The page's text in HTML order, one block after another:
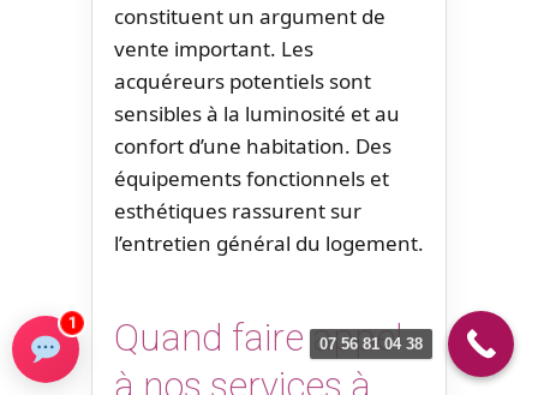
constituent un argument de
vente important. Les
acquéreurs potentiels sont
sensibles à la luminosité et au
confort d’une habitation. Des
équipements fonctionnels et
esthétiques rassurent sur
l’entretien général du logement.
Quand faire appel
à nos services à
07 56 81 04 38
1